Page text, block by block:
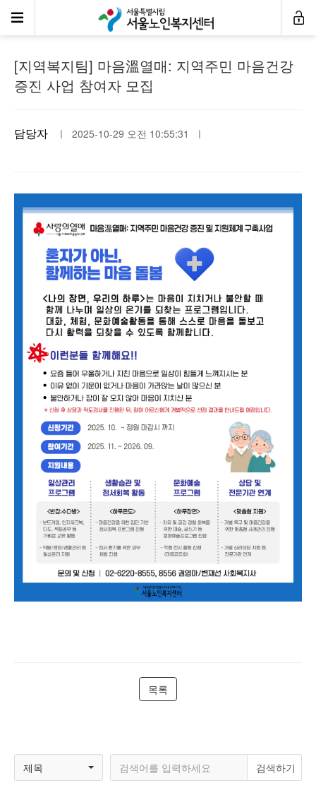
공지사항
[지역복지팀] 마음溫열매: 지역주민 마음건강
증진 사업 참여자 모집
담당자 ㅣ 2025-10-29 오전 10:55:31 ㅣ
목록
제목